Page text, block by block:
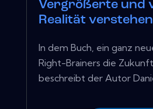
Vergrößerte und
Realität verstehen
In dem Buch, ein ganz
Right-Brainers die
beschreibt der Autor